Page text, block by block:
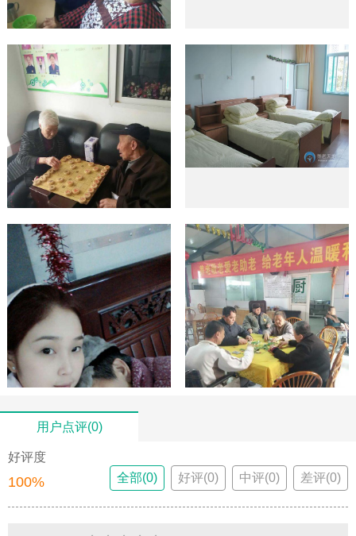
用户点评(0)
好评度
100% 全部(0) 好评(0) 中评(0) 差评(0)